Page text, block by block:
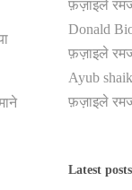
फ़ज़ाइले
Donald
फ़ज़ाइले
Ayub
फ़ज़ाइले
Latest posts